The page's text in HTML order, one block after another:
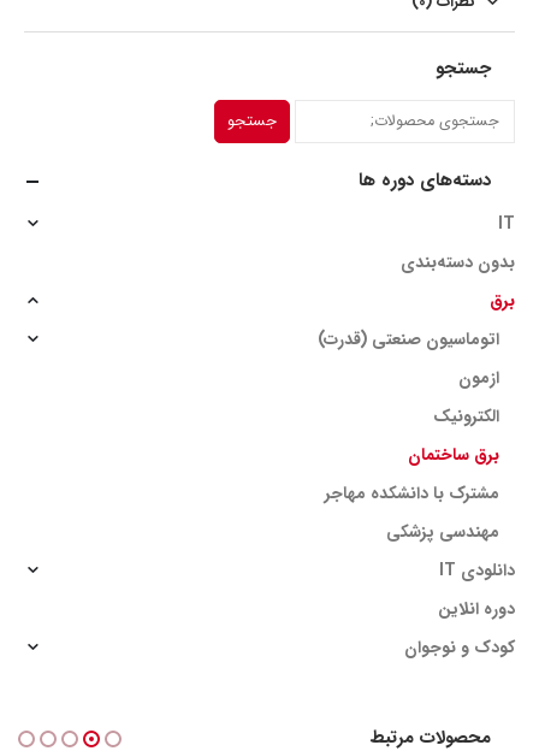
جستجو
جستجو
دسته‌های دوره ها
IT
بدون دسته‌بندی
برق
اتوماسیون صنعتی (قدرت)
ازمون
الکترونیک
برق ساختمان
مشترک با دانشکده مهاجر
مهندسی پزشکی
دانلودی IT
دوره انلاین
کودک و نوجوان
محصولات مرتبط